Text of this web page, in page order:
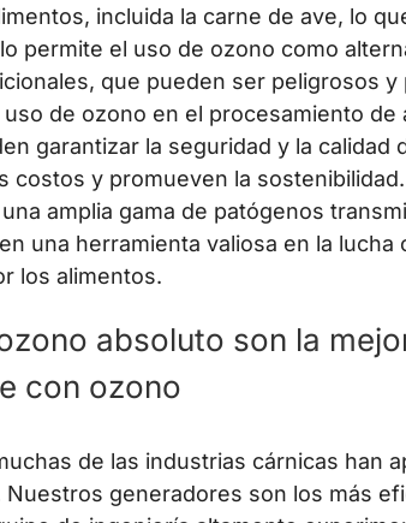
incluida la carne de ave, lo
permite el uso de ozono como
que pueden ser peligrosos y
de ozono en el procesamiento de
garantizar la seguridad y la calidad
costos y promueven la
amplia gama de patógenos
una herramienta valiosa en la lucha
los alimentos.
absoluto son la
con ozono
de las industrias cárnicas han
generadores son los más